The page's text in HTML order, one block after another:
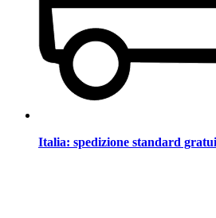
Italia: spedizione standard